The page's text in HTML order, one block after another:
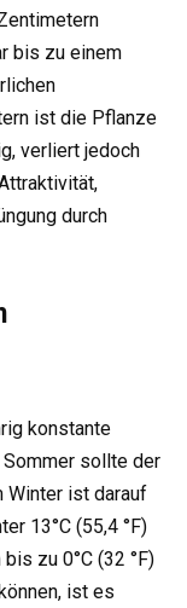
bis zu einem
ist die Pflanze
verliert jedoch
durch
konstante
Sommer sollte der
Winter ist darauf
13°C (55,4 °F)
zu 0°C (32 °F)
ist es